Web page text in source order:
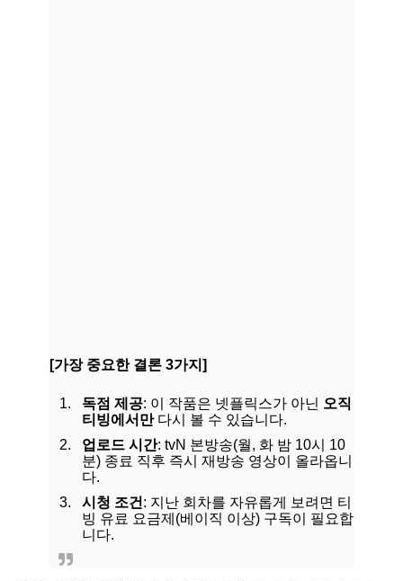
[가장 중요한 결론 3가지]
독점 제공: 이 작품은 넷플릭스가 아닌 오직
티빙에서만다시 볼 수 있습니다.
업로드 시간: tvN 본방송(월, 화 밤 10시 10
분) 종료 직후 즉시 재방송 영상이 올라옵니
다.
시청 조건 : 지난 회차를 자유롭게 보려면 티
빙 유료 요금제(베이직 이상) 구독이 필요합
니다.